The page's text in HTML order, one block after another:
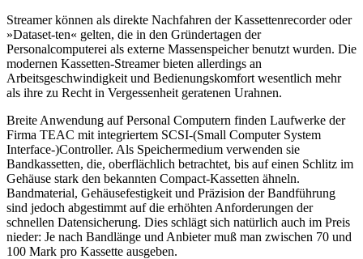
Streamer können als direkte Nachfahren der Kassettenrecorder oder
»Dataset-ten« gelten, die in den Gründertagen der
Personalcomputerei als externe Massenspeicher benutzt wurden. Die
modernen Kassetten-Streamer bieten allerdings an
Arbeitsgeschwindigkeit und Bedienungskomfort wesentlich mehr
als ihre zu Recht in Vergessenheit geratenen Urahnen.
Breite Anwendung auf Personal Computern finden Laufwerke der
Firma TEAC mit integriertem SCSI-(Small Computer System
Interface-)Controller. Als Speichermedium verwenden sie
Bandkassetten, die, oberflächlich betrachtet, bis auf einen Schlitz im
Gehäuse stark den bekannten Compact-Kassetten ähneln.
Bandmaterial, Gehäusefestigkeit und Präzision der Bandführung
sind jedoch abgestimmt auf die erhöhten Anforderungen der
schnellen Datensicherung. Dies schlägt sich natürlich auch im Preis
nieder: Je nach Bandlänge und Anbieter muß man zwischen 70 und
100 Mark pro Kassette ausgeben.